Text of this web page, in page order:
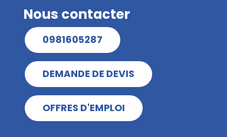
Nous contacter
0981605287
DEMANDE DE DEVIS
OFFRES D'EMPLOI